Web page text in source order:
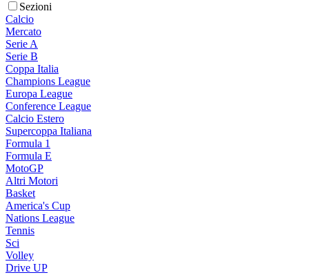
Sezioni
Calcio
Mercato
Serie A
Serie B
Coppa Italia
Champions League
Europa League
Conference League
Calcio Estero
Supercoppa Italiana
Formula 1
Formula E
MotoGP
Altri Motori
Basket
America's Cup
Nations League
Tennis
Sci
Volley
Drive UP